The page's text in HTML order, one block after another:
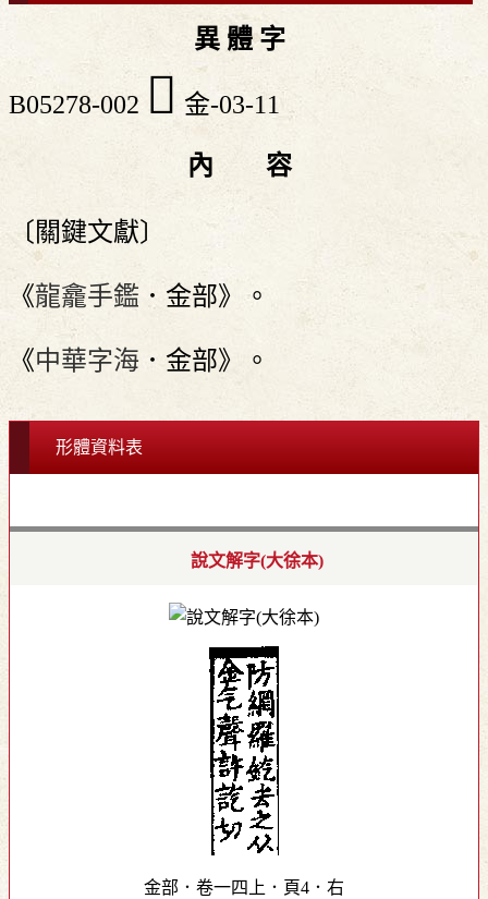
異 體 字
B05278-002 󸹮 金-03-11
內 容
〔關鍵文獻〕
《龍龕手鑑 ．金部》。
《中華字海 ．金部》。
形體資料表
說文解字(大徐本)
金部．卷一四上．頁4．右